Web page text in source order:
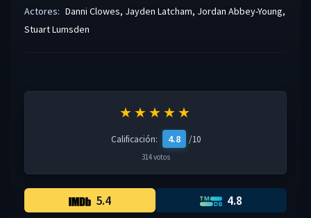
Actores: Danni Clowes, Jayden Latcham, Jordan Abbey-Young,
Stuart Lumsden
★★★★★
Calificación: 4.8 /10
314 votos
5.4 4.8